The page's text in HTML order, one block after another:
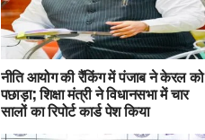
नीति आयोग की रैंकिंग में पंजाब ने केरल को
पछाड़ा; शिक्षा मंत्री ने विधानसभा में चार
सालों का रिपोर्ट कार्ड पेश किया